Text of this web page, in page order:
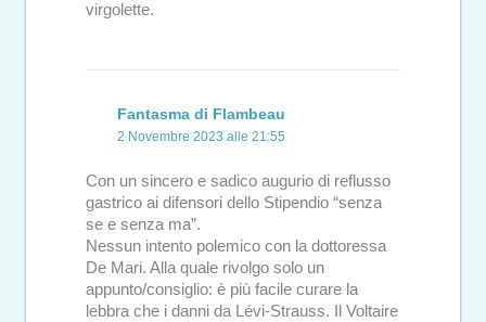
virgolette.
Fantasma di Flambeau
2 Novembre 2023 alle 21:55
Con un sincero e sadico augurio di reflusso
gastrico ai difensori dello Stipendio “senza
se e senza ma”.
Nessun intento polemico con la dottoressa
De Mari. Alla quale rivolgo solo un
appunto/consiglio: è più facile curare la
lebbra che i danni da Lévi-Strauss. Il Voltaire